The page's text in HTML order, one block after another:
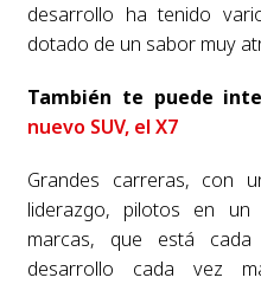
desarrollo ha tenido
dotado de un sabor muy
También te puede
nuevo SUV, el X7
Grandes carreras, con
liderazgo, pilotos en un
marcas, que está
desarrollo cada vez